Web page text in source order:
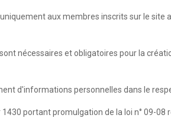
aux membres inscrits sur le
nécessaires et obligatoires pour la
d'informations personnelles dans le
portant promulgation de la loi n° 09-